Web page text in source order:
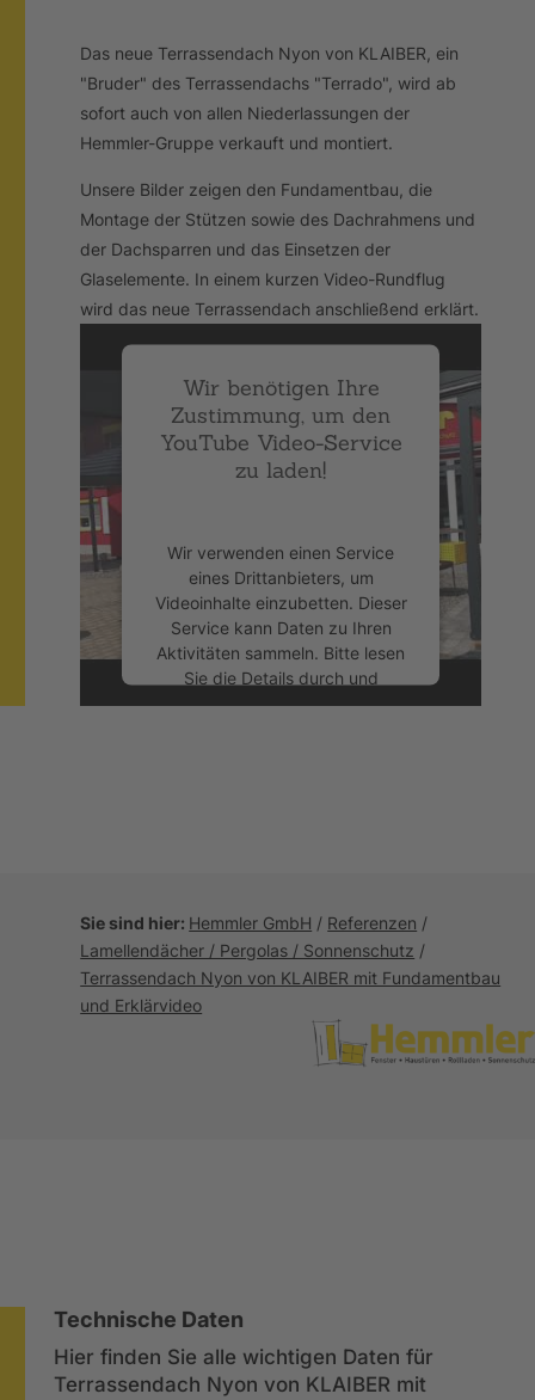
Das neue Terrassendach Nyon von KLAIBER, ein
"Bruder" des Terrassendachs "Terrado", wird ab
sofort auch von allen Niederlassungen der
Hemmler-Gruppe verkauft und montiert.
Unsere Bilder zeigen den Fundamentbau, die
Montage der Stützen sowie des Dachrahmens und
der Dachsparren und das Einsetzen der
Glaselemente. In einem kurzen Video-Rundflug
wird das neue Terrassendach anschließend erklärt.
Wir benötigen Ihre
Zustimmung, um den
YouTube Video-Service
zu laden!
Wir verwenden einen Service
eines Drittanbieters, um
Videoinhalte einzubetten. Dieser
Service kann Daten zu Ihren
Aktivitäten sammeln. Bitte lesen
Sie die Details durch und
stimmen Sie der Nutzung des
powered byUsercentrics
Consent Management Platform &
eRecht24
Sie sind hier: Hemmler GmbH / Referenzen /
Lamellendächer / Pergolas / Sonnenschutz /
Terrassendach Nyon von KLAIBER mit Fundamentbau
und Erklärvideo
Technische Daten
Hier finden Sie alle wichtigen Daten für
Terrassendach Nyon von KLAIBER mit